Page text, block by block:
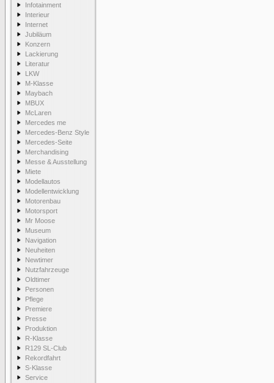
Infotainment
Interieur
Internet
Jubiläum
Konzern
Lackierung
Literatur
LKW
M-Klasse
Maybach
MBUX
McLaren
Mercedes me
Mercedes-Benz Style
Mercedes-Seite
Merchandising
Messe & Ausstellung
Miete
Modellautos
Modellentwicklung
Motorenbau
Motorsport
Mr Moose
Museum
Navigation
Neuheiten
Newtimer
Nutzfahrzeuge
Oldtimer
Personen
Pflege
Premiere
Presse
Produktion
R-Klasse
R129 SL-Club
Rekordfahrt
S-Klasse
Service